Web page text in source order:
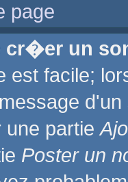
page
cr�er un
facile;
une partie
Poster un